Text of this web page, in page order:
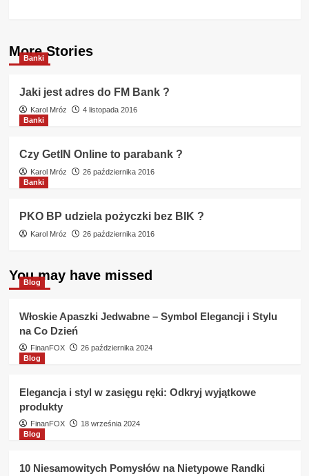
More Stories
Banki
Jaki jest adres do FM Bank ?
Karol Mróz
4 listopada 2016
Banki
Czy GetIN Online to parabank ?
Karol Mróz
26 października 2016
Banki
PKO BP udziela pożyczki bez BIK ?
Karol Mróz 26 października 2016
You may have missed
Blog
Włoskie Apaszki Jedwabne – Symbol Elegancji i Stylu
na Co Dzień
FinanFOX
26 października 2024
Blog
Elegancja i styl w zasięgu ręki: Odkryj wyjątkowe
produkty
FinanFOX
18 września 2024
Blog
10 Niesamowitych Pomysłów na Nietypowe Randki